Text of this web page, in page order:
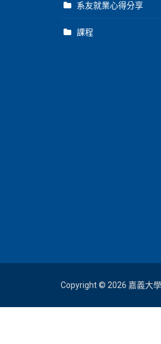
系友就業心得分享
課程
Copyright © 2026 嘉義大